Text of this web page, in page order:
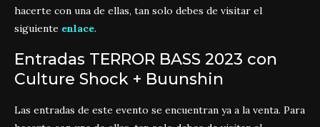
hacerte con una de ellas, tan solo debes de visitar el
siguiente enlace.
Entradas TERROR BASS 2023 con
Culture Shock + Buunshin
Las entradas de este evento se encuentran ya a la venta. Para